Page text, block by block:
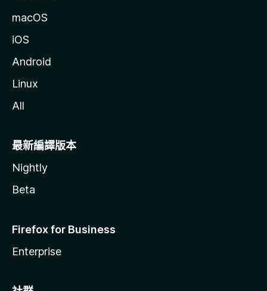
macOS
iOS
Android
Linux
All
最新編譯版本
Nightly
Beta
Firefox for Business
Enterprise